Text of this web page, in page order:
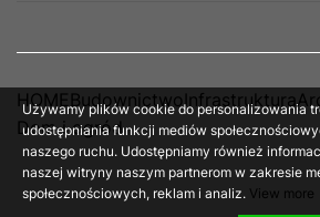
HOME BudownictwoInfrastruktura
Dom i ogród
Używamy plików cookie do personalizowania
udostępniania funkcji mediów
naszego ruchu. Udostępniamy również
naszej witryny naszym partnerom w zakresie
społecznościowych, reklam i analiz. View more